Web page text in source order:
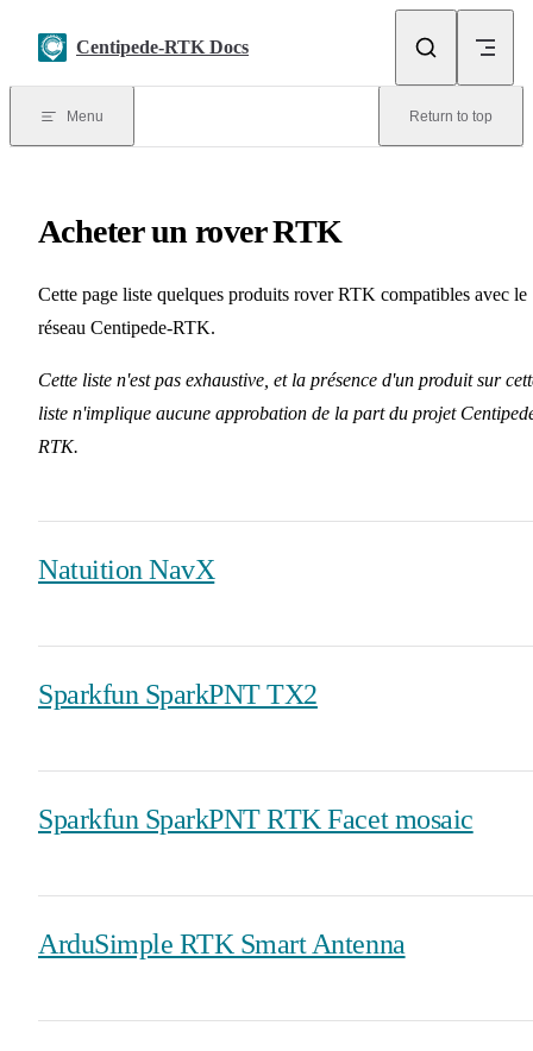
Centipede-RTK Docs
Menu Return to top
Acheter un rover RTK
Cette page liste quelques produits rover RTK compatibles avec le
réseau Centipede-RTK.
Cette liste n'est pas exhaustive, et la présence d'un produit sur
liste n'implique aucune approbation de la part du projet
RTK.
Natuition NavX
Sparkfun SparkPNT TX2
Sparkfun SparkPNT RTK Facet mosaic
ArduSimple RTK Smart Antenna